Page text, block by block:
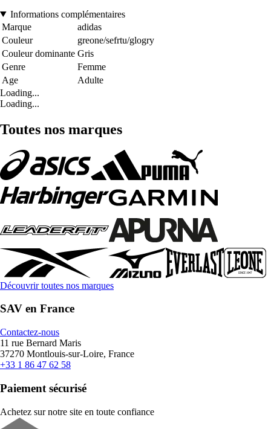
Informations complémentaires
Marque
adidas
Couleur
greone/sefrtu/glogry
Couleur dominante Gris
Genre
Femme
Age
Adulte
Loading...
Loading...
Toutes nos marques
Découvrir toutes nos marques
SAV en France
Contactez-nous
11 rue Bernard Maris
37270 Montlouis-sur-Loire, France
+33 1 86 47 62 58
Paiement sécurisé
Achetez sur notre site en toute confiance